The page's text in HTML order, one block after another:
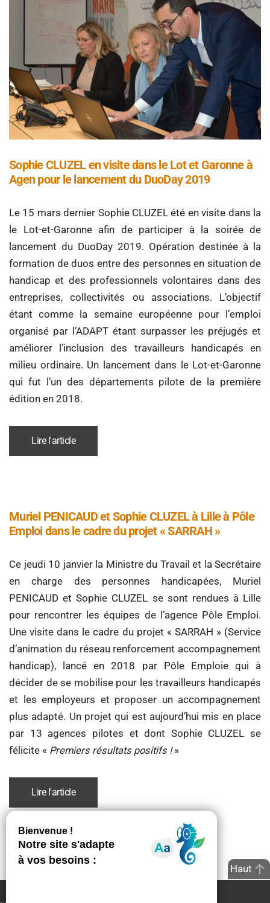
Sophie CLUZEL en visite dans le Lot et Garonne à
Agen pour le lancement du DuoDay 2019
Le 15 mars dernier Sophie CLUZEL été en visite dans la
le Lot-et-Garonne afin de participer à la soirée de
lancement du DuoDay 2019. Opération destinée à la
formation de duos entre des personnes en situation de
handicap et des professionnels volontaires dans des
entreprises, collectivités ou associations. L’objectif
étant comme la semaine européenne pour l’emploi
organisé par l’ADAPT étant surpasser les préjugés et
améliorer l’inclusion des travailleurs handicapés en
milieu ordinaire. Un lancement dans le Lot-et-Garonne
qui fut l’un des départements pilote de la première
édition en 2018.
Lire l'article
Muriel PENICAUD et Sophie CLUZEL à Lille à Pôle
Emploi dans le cadre du projet « SARRAH »
Ce jeudi 10 janvier la Ministre du Travail et la Secrétaire
en charge des personnes handicapées, Muriel
PENICAUD et Sophie CLUZEL se sont rendues à Lille
pour rencontrer les équipes de l’agence Pôle Emploi.
Une visite dans le cadre du projet « SARRAH » (Service
d’animation du réseau renforcement accompagnement
handicap), lancé en 2018 par Pôle Emploie qui à
décider de se mobilise pour les travailleurs handicapés
et les employeurs et proposer un accompagnement
plus adapté. Un projet qui est aujourd’hui mis en place
par 13 agences pilotes et dont Sophie CLUZEL se
félicite « Premiers résultats positifs !»
Lire l'article
Haut